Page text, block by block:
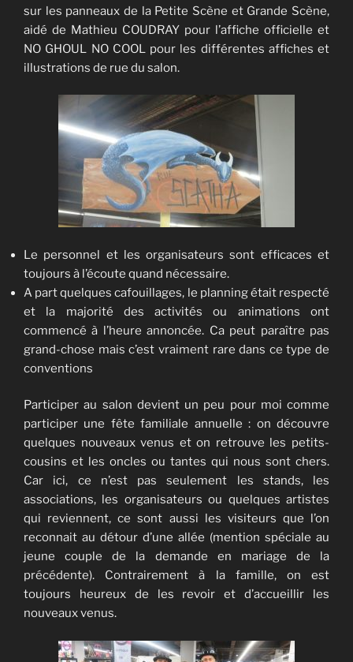
sur les panneaux de la Petite Scène et Grande Scène,
aidé de Mathieu COUDRAY pour l’affiche officielle et
NO GHOUL NO COOL pour les différentes affiches et
illustrations de rue du salon.
Le personnel et les organisateurs sont efficaces et
toujours à l’écoute quand nécessaire.
A part quelques cafouillages, le planning était respecté
et la majorité des activités ou animations ont
commencé à l’heure annoncée. Ca peut paraître pas
grand-chose mais c’est vraiment rare dans ce type de
conventions
Participer au salon devient un peu pour moi comme
participer une fête familiale annuelle : on découvre
quelques nouveaux venus et on retrouve les petits-
cousins et les oncles ou tantes qui nous sont chers.
Car ici, ce n’est pas seulement les stands, les
associations, les organisateurs ou quelques artistes
qui reviennent, ce sont aussi les visiteurs que l’on
reconnait au détour d’une allée (mention spéciale au
jeune couple de la demande en mariage de la
précédente). Contrairement à la famille, on est
toujours heureux de les revoir et d’accueillir les
nouveaux venus.